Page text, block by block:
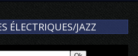
ÉLECTRIQUES/JAZZ